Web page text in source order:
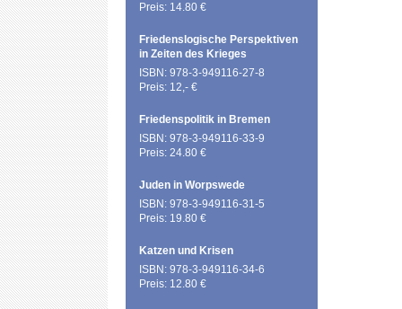
Preis: 14.80 €
Friedenslogische Perspektiven
in Zeiten des Krieges
ISBN: 978-3-949116-27-8
Preis: 12,- €
Friedenspolitik in Bremen
ISBN: 978-3-949116-33-9
Preis: 24.80 €
Juden in Worpswede
ISBN: 978-3-949116-31-5
Preis: 19.80 €
Katzen und Krisen
ISBN: 978-3-949116-34-6
Preis: 12.80 €